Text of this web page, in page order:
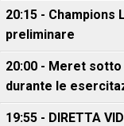
20:15 -
preliminare
20:00 - Meret
durante le
19:55 - DIRETTA